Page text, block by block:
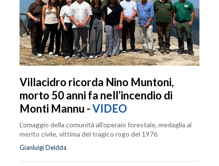
Villacidro ricorda Nino Muntoni,
morto 50 anni fa nell’incendio di
Monti Mannu -VIDEO
L’omaggio della comunità all’operaio forestale, medaglia al
merito civile, vittima del tragico rogo del 1976
Gianluigi Deidda